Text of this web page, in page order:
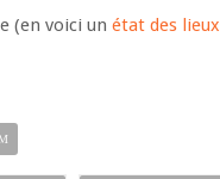
(en voici un état des lieux